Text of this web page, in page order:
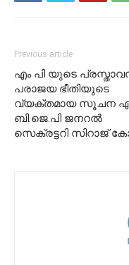
Previous article
എം പി യുടെ
പരാജയ ഭീതിയുടെ
വ്യക്തമായ സൂചന
ബി.ജെ.പി ജനറൽ
സെക്രട്ടറി സിറാജ്